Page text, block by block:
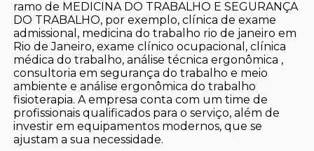
ramo de MEDICINA DO TRABALHO E SEGURANÇA
DO TRABALHO, por exemplo, clínica de exame
admissional, medicina do trabalho rio de janeiro em
Rio de Janeiro, exame clínico ocupacional, clínica
médica do trabalho, análise técnica ergonômica ,
consultoria em segurança do trabalho e meio
ambiente e análise ergonômica do trabalho
fisioterapia. A empresa conta com um time de
profissionais qualificados para o serviço, além de
investir em equipamentos modernos, que se
ajustam a sua necessidade.